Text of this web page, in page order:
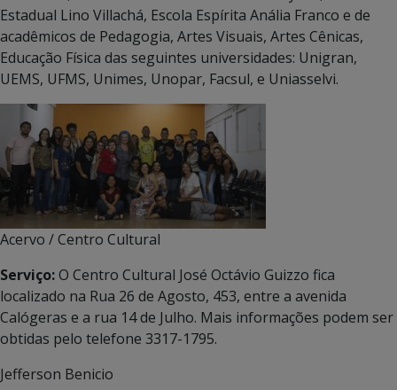
Estadual Lino Villachá, Escola Espírita Anália Franco e de
acadêmicos de Pedagogia, Artes Visuais, Artes Cênicas,
Educação Física das seguintes universidades: Unigran,
UEMS, UFMS, Unimes, Unopar, Facsul, e Uniasselvi.
Acervo / Centro Cultural
Serviço:O Centro Cultural José Octávio Guizzo fica
localizado na Rua 26 de Agosto, 453, entre a avenida
Calógeras e a rua 14 de Julho. Mais informações podem ser
obtidas pelo telefone 3317-1795.
Jefferson Benicio